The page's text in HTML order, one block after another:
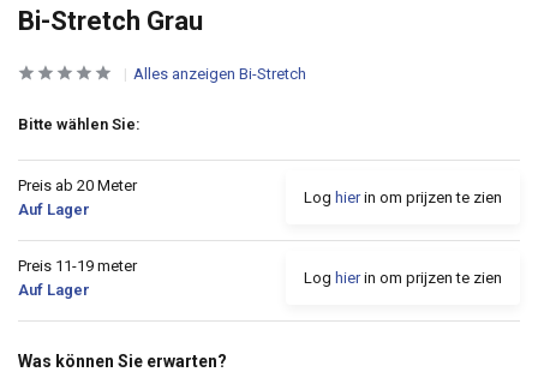
Bi-Stretch Grau
Alles anzeigen Bi-Stretch
Bitte wählen Sie:
Preis ab 20 Meter
Auf Lager
Log hierin om prijzen te zien
Preis 11-19 meter
Auf Lager
Log hierin om prijzen te zien
Was können Sie erwarten?